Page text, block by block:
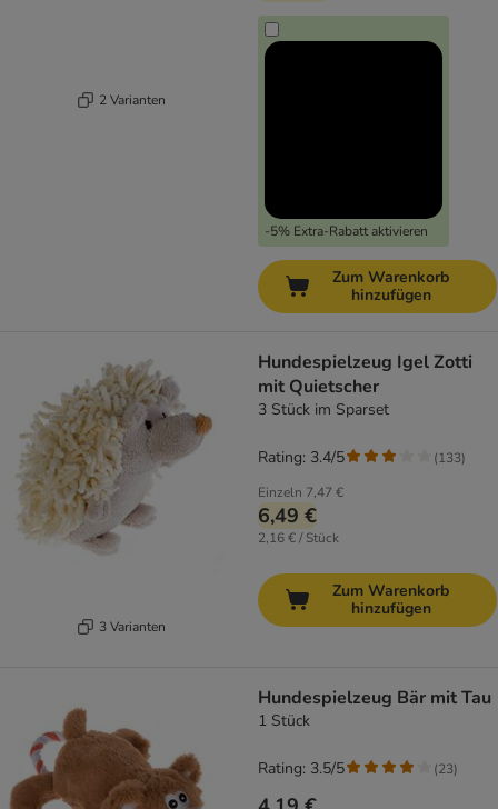
2 Varianten
-5% Extra-Rabatt aktivieren
Zum Warenkorb
hinzufügen
3 Varianten
Hundespielzeug Igel Zotti
mit Quietscher
3 Stück im Sparset
Einzeln 7,47 €
6,49 €
2,16 € / Stück
Rating: 3.4/5 (133)
Zum Warenkorb
hinzufügen
Hundespielzeug Bär mit Tau
1 Stück
Rating: 3.5/5 (23)